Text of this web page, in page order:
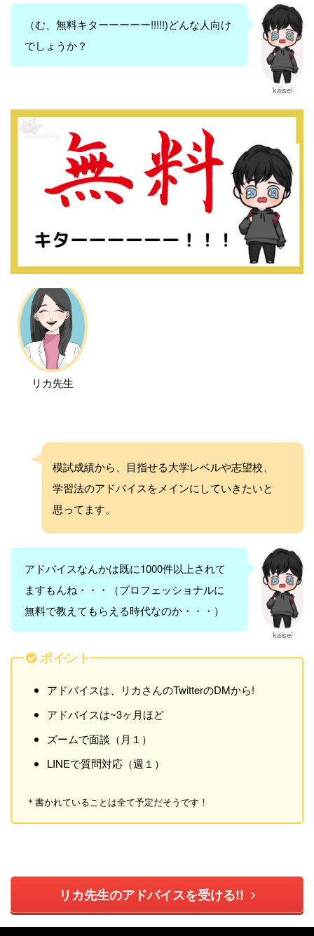
（む、無料キターーーーー!!!!!)どんな人向け
でしょうか？
kaisei
リカ先生
模試成績から、目指せる大学レベルや志望校、
学習法のアドバイスをメインにしていきたいと
思ってます。
アドバイスなんかは既に1000件以上されて
ますもんね・・・（プロフェッショナルに
無料で教えてもらえる時代なのか・・・）
kaisei
ポイント
アドバイスは、リカさんのTwitterのDMから!
アドバイスは~3ヶ月ほど
ズームで面談（月１）
LINEで質問対応（週１）
＊書かれていることは全て予定だそうです！
リカ先生のアドバイスを受ける!!